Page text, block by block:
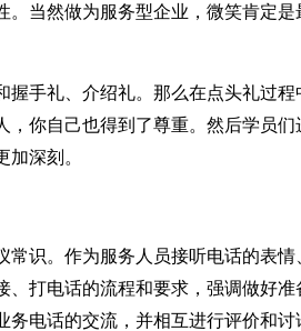
。当然做为服务型企业，微笑肯定
握手礼、介绍礼。那么在点头礼过
，你自己也得到了尊重。然后学员
深刻。
常识。作为服务人员接听电话的表
、打电话的流程和要求，强调做好
电话的交流，并相互进行评价和讨